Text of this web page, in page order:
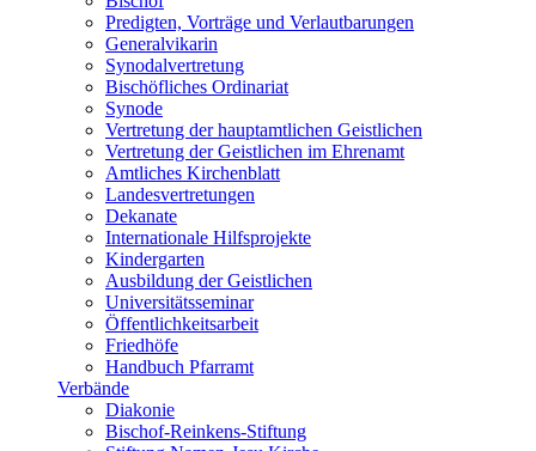
Predigten, Vorträge und Verlautbarungen
Generalvikarin
Synodalvertretung
Bischöfliches Ordinariat
Synode
Vertretung der hauptamtlichen Geistlichen
Vertretung der Geistlichen im Ehrenamt
Amtliches Kirchenblatt
Landesvertretungen
Dekanate
Internationale Hilfsprojekte
Kindergarten
Ausbildung der Geistlichen
Universitätsseminar
Öffentlichkeitsarbeit
Friedhöfe
Handbuch Pfarramt
Verbände
Diakonie
Bischof-Reinkens-Stiftung